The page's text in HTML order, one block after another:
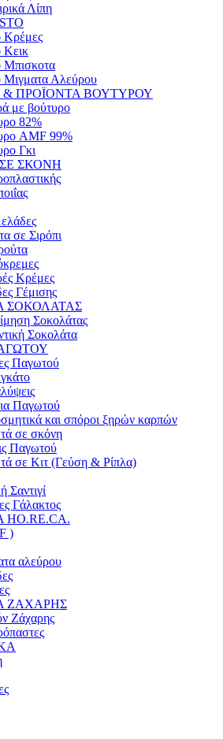
Λίπη
Κρέμες
Κεικ
Μπισκοτα
Μιγματα Αλεύρου
ΠΡΟΪΟΝΤΑ ΒΟΥΤΥΡΟΥ
με βούτυρο
82%
AMF 99%
Γκι
ΣΚΟΝΗ
σε Σιρόπι
Κρέμες
Γέμισης
ΣΟΚΟΛΑΤΑΣ
Σοκολάτας
Σοκολάτα
Παγωτού
Παγωτού
και σπόροι ξηρών καρπών
σε σκόνη
Παγωτού
σε Κιτ (Γεύση & Ρίπλα)
Σαντιγί
Γάλακτος
)
αλεύρου
ΖΑΧΑΡΗΣ
Ζάχαρης